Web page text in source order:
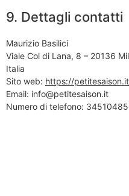
9. Dettagli contatti
Maurizio Basilici
Viale Col di Lana, 8 – 20136
Italia
Sito web: https://petitesaison.it
Email: info@petitesaison.it
Numero di telefono: